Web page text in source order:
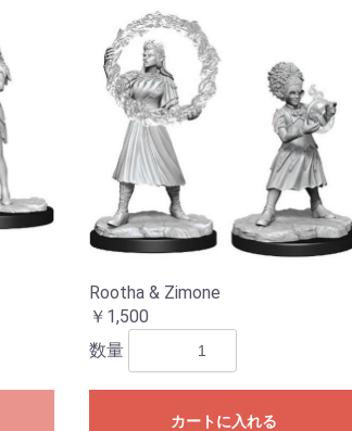
Rootha & Zimone
￥1,500
数量
カートに入れる